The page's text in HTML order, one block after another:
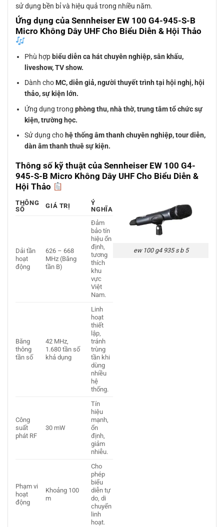
sử dụng bền bỉ và hiệu quả trong nhiều năm.
Ứng dụng của Sennheiser EW 100 G4-945-S-B
Micro Không Dây UHF Cho Biểu Diễn & Hội Thảo
Phù hợp biểu diễn ca hát chuyên nghiệp, sân khấu,
liveshow, TV show.
Dành cho MC, diễn giả, người thuyết trình tại hội nghị, hội
thảo, sự kiện lớn.
Ứng dụng trongphòng thu, nhà thờ, trung tâm tổ chức sự
kiện, trường học.
Sử dụng cho hệ thống âm thanh chuyên nghiệp, tour diễn,
dàn âm thanh thuê sự kiện.
Thông số kỹ thuật của Sennheiser EW 100 G4-
945-S-B Micro Không Dây UHF Cho Biểu Diễn &
Hội Thảo
THÔNG
SỐ
GIÁ TRỊ
Ý
NGHĨA
Dải tần
hoạt
động
626 – 668
MHz (Băng
tần B)
Đảm
bảo tín
hiệu ổn
định,
tương
thích
khu
vực
Việt
Nam.
Băng
thông
tần số
42 MHz,
1.680 tần số
khả dụng
Linh
hoạt
thiết
lập,
tránh
trùng
tần khi
dùng
nhiều
hệ
thống.
Công
suất
phát RF
30 mW
Tín
hiệu
mạnh,
ổn
định,
giảm
nhiễu.
Phạm vi
hoạt
động
Khoảng 100
m
Cho
phép
biểu
diễn tự
do, di
chuyển
linh
hoạt.
ew 100 g4 935 s b 5